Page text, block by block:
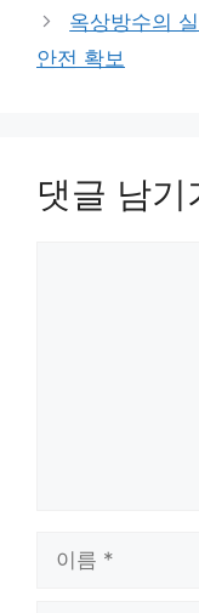
옥상방수의
안전 확보
댓글 남기